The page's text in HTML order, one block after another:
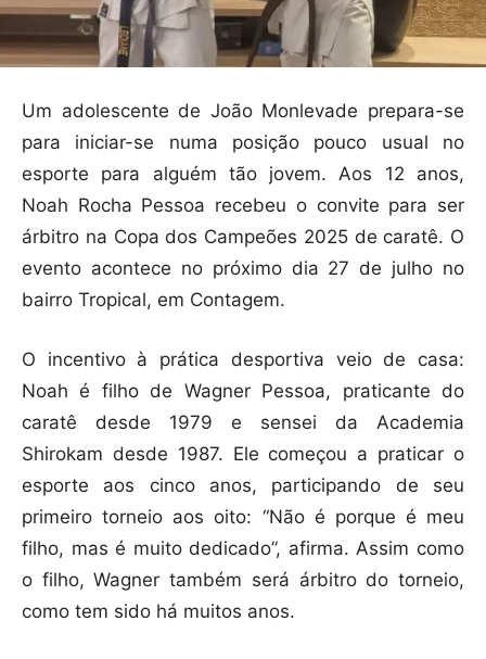
Um adolescente de João Monlevade prepara-se
para iniciar-se numa posição pouco usual no
esporte para alguém tão jovem. Aos 12 anos,
Noah Rocha Pessoa recebeu o convite para ser
árbitro na Copa dos Campeões 2025 de caratê. O
evento acontece no próximo dia 27 de julho no
bairro Tropical, em Contagem.
O incentivo à prática desportiva veio de casa:
Noah é filho de Wagner Pessoa, praticante do
caratê desde 1979 e sensei da Academia
Shirokam desde 1987. Ele começou a praticar o
esporte aos cinco anos, participando de seu
primeiro torneio aos oito: “Não é porque é meu
filho, mas é muito dedicado”, afirma. Assim como
o filho, Wagner também será árbitro do torneio,
como tem sido há muitos anos.